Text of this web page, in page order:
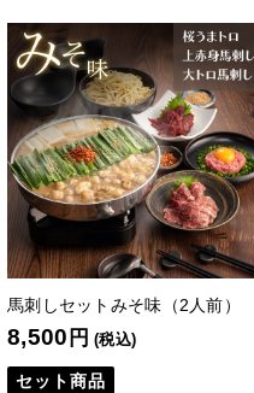
馬刺しセットみそ味（2人前）
8,500 円 (税込)
セット商品